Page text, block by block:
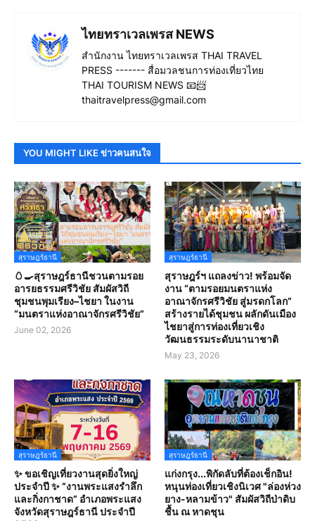
ไทยทราเวลเพรส NEWS
สำนักงาน ไทยทราเวลเพรส THAI TRAVEL
PRESS ------- สื่อมวลชนการท่องเที่ยวไทย
THAI TOURISM NEWS 📧📨
thaitravelpress@gmail.com
YOU MIGHT LIKE ข่าวคนสนใจ
สุราษฎร์ธานี
🥚🍳สุราษฎร์ธานีชวนตามรอย
อารยธรรมศรีวิชัย สัมผัสวิถี
ชุมชนพุมเรียง–ไชยา ในงาน
“มนตราแห่งอาณาจักรศรีวิชัย”
June 02, 2026
สุราษฎร์ธานี
สุราษฎร์ฯ แถลงข่าว! พร้อมจัด
งาน “ตามรอยมนตราแห่ง
อาณาจักรศรีวิชัย สู่มรดกโลก”
สร้างรายได้ชุมชน ผลักดันเมือง
ไชยาสู่การท่องเที่ยวเชิง
วัฒนธรรมระดับนานาชาติ
May 23, 2026
สุราษฎร์ธานี
✨ ขอเชิญเที่ยวงานสุดยิ่งใหญ่
ประจำปี ✨ “งานพระแสงรำลึก
และกิ่งกาชาด” อำเภอพระแสง
จังหวัดสุราษฎร์ธานี ประจำปี
สุราษฎร์ธานี
แก่งกรุง...พิกัดลับที่ต้องเช็กอิน!
หนุนท่องเที่ยวเชิงนิเวศ "ล่องห่วง
ยาง-หลามข้าว" สัมผัสวิถีป่าดิบ
ชื้น ณ หาดชุน